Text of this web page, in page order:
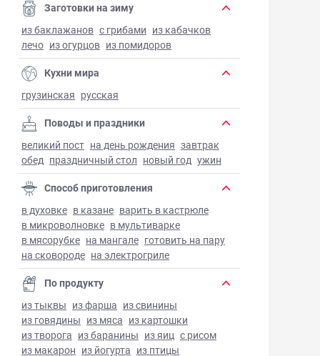
Заготовки на зиму
из баклажанов с грибами из кабачков
лечо из огурцов из помидоров
Кухни мира
грузинская русская
Поводы и праздники
великий пост на день рождения завтрак
обед праздничный стол новый год ужин
Способ приготовления
в духовке в казане варить в кастрюле
в микроволновке в мультиварке
в мясорубке на мангале готовить на пару
на сковороде на электрогриле
По продукту
из тыквы из фарша из свинины
из говядины из мяса из картошки
из творога из баранины из яиц с рисом
из макарон из йогурта из птицы